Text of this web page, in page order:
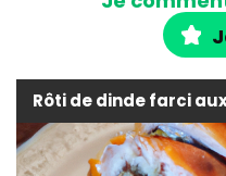
Rôti de dinde farci